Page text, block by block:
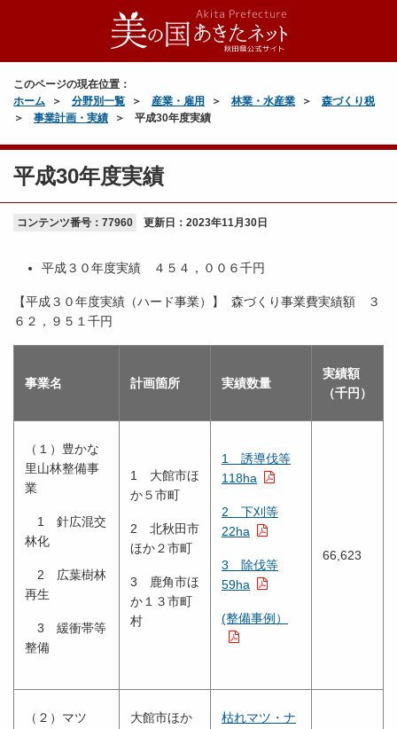
このページの現在位置：
ホーム
分野別一覧 産業・雇用 林業・水産業
森づくり税
事業計画・実績
平成30年度実績
平成30年度実績
コンテンツ番号：77960 更新日： 2023年11月30日
平成３０年度実績 ４５４，００６千円
【平成３０年度実績（ハード事業）】 森づくり事業費実績額 ３
６２，９５１千円
事業名 計画箇所 実績数量
実績額
（千円）
（１）豊かな
里山林整備事
業
1 針広混交
林化
2 広葉樹林
再生
3 緩衝帯等
整備
1 大館市ほ
か５市町
2 北秋田市
ほか２市町
3 鹿角市ほ
か１３市町
村
1 誘導伐等
118ha
2 下刈等
22ha
3 除伐等
59ha
(整備事例）
66,623
（２）マツ
大館市ほか
枯れマツ・ナ